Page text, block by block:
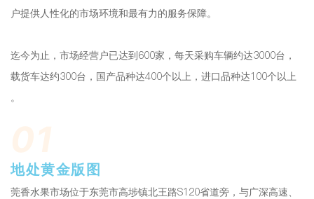
户提供人性化的市场环境和最有力的服务保障。
迄今为止，市场经营户已达到600家，每天采购车辆约达3000台，
载货车达约300台，国产品种达400个以上，进口品种达100个以上
。
地处黄金版图
莞香水果市场位于东莞市高埗镇北王路S120省道旁，与广深高速、